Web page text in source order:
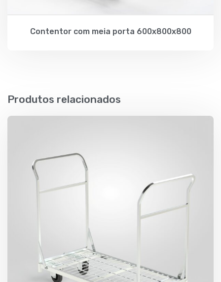
Contentor com meia porta 600x800x800
Produtos relacionados